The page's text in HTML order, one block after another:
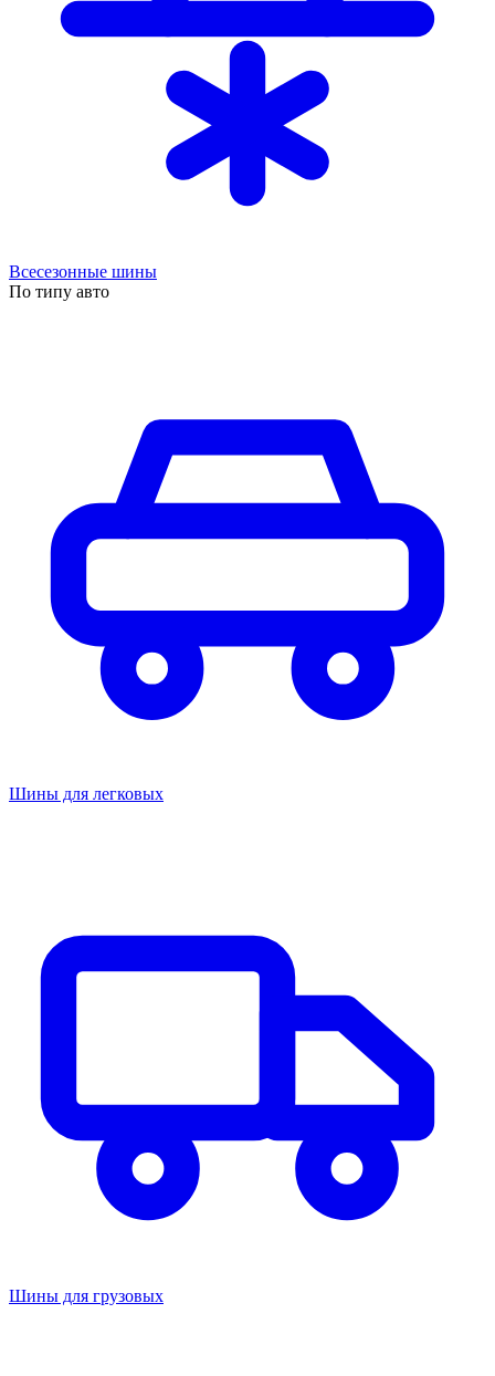
Всесезонные шины
По типу авто
Шины для легковых
Шины для грузовых